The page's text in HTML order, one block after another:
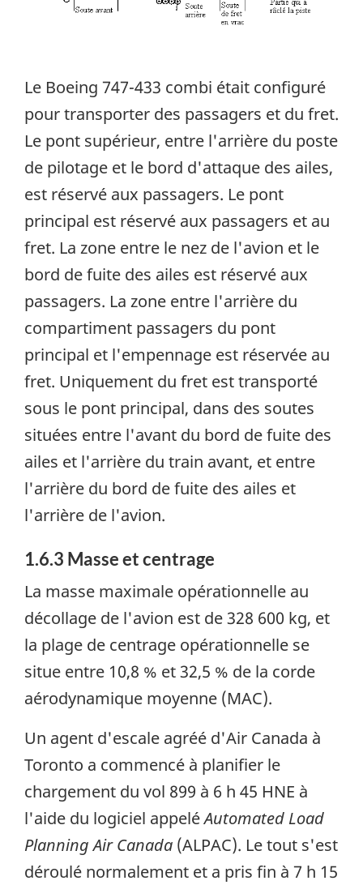
Le Boeing 747-433 combi était configuré
pour transporter des passagers et du fret.
Le pont supérieur, entre l'arrière du poste
de pilotage et le bord d'attaque des ailes,
est réservé aux passagers. Le pont
principal est réservé aux passagers et au
fret. La zone entre le nez de l'avion et le
bord de fuite des ailes est réservé aux
passagers. La zone entre l'arrière du
compartiment passagers du pont
principal et l'empennage est réservée au
fret. Uniquement du fret est transporté
sous le pont principal, dans des soutes
situées entre l'avant du bord de fuite des
ailes et l'arrière du train avant, et entre
l'arrière du bord de fuite des ailes et
l'arrière de l'avion.
1.6.3 Masse et centrage
La masse maximale opérationnelle au
décollage de l'avion est de 328 600 kg, et
la plage de centrage opérationnelle se
situe entre 10,8 % et 32,5 % de la corde
aérodynamique moyenne (MAC).
Un agent d'escale agréé d'Air Canada à
Toronto a commencé à planifier le
chargement du vol 899 à 6 h 45 HNE à
l'aide du logiciel appeléAutomated Load
Planning Air Canada (ALPAC). Le tout s'est
déroulé normalement et a pris fin à 7 h 15